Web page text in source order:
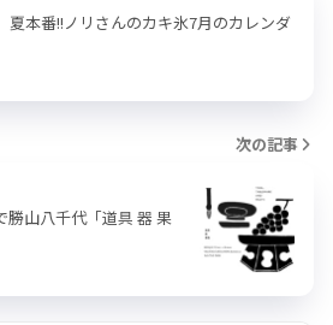
夏本番!!ノリさんのカキ氷7月のカレンダ
次の記事
勝山八千代「道具 器 果